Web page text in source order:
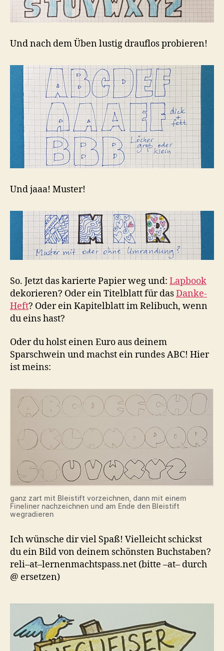
Und nach dem Üben lustig drauflos probieren!
Und jaaa! Muster!
So. Jetzt das karierte Papier weg und: Lapbook
dekorieren? Oder ein Titelblatt für dasDanke-
Heft? Oder ein Kapitelblatt im Relibuch, wenn
du eins hast?
Oder du holst einen Euro aus deinem
Sparschwein und machst ein rundes ABC! Hier
ist meins:
ganz zart mit Bleistift vorzeichnen, dann mit einem
Fineliner nachzeichnen und am Ende den Bleistift
wegradieren
Ich wünsche dir viel Spaß! Vielleicht schickst
du ein Bild von deinem schönsten Buchstaben?
reli–at–lernenmachtspass.net (bitte –at– durch
@ ersetzen)